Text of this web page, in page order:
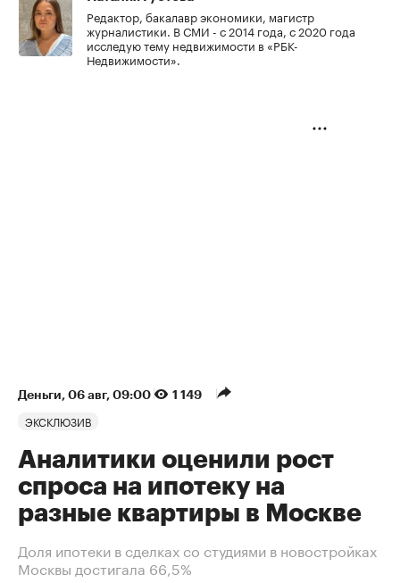
Редактор, бакалавр экономики, магистр
журналистики. В СМИ - с 2014 года, с 2020 года
исследую тему недвижимости в «РБК-
Недвижимости».
Деньги⁠, 06 авг, 09:00 1 149
ЭКСКЛЮЗИВ
Аналитики оценили рост
спроса на ипотеку на
разные квартиры в Москве
Доля ипотеки в сделках со студиями в новостройках
Москвы достигала 66,5%